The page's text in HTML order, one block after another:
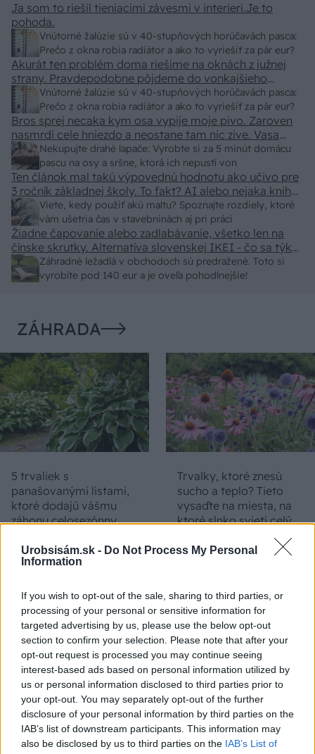
Urobsisám.sk - Do Not Process My Personal
Information
If you wish to opt-out of the sale, sharing to third parties, or
processing of your personal or sensitive information for
targeted advertising by us, please use the below opt-out
section to confirm your selection. Please note that after your
opt-out request is processed you may continue seeing
interest-based ads based on personal information utilized by
us or personal information disclosed to third parties prior to
your opt-out. You may separately opt-out of the further
disclosure of your personal information by third parties on the
IAB’s list of downstream participants. This information may
also be disclosed by us to third parties on the IAB’s List of
Vnútorné žalúzie sú v 40-stupňových horúčavách pasca:
Prečo z okna robia radiátor a ako to vyriešiť za pár eur?
Ja som to riešil tieniacimi závesmi v interieri.Je to
pohoda.
Vnútorné žalúzie sú v 40-stupňových horúčavách pasca:
Prečo z okna robia radiátor a ako to vyriešiť za pár eur?
Akurát ten problém doma riešime na oknách z južnej
strany. Pravdepodobne pôjdeme do vonkajšieho
tienenia na spôsob markízy 250x150cm. Čínsky
predajcovia idú okolo 100 eur kus.
Nekupujte drahé lapače: Vyrobte si za 5 minút domácu
pascu na osy a sršne, ktorá ich nepustí von
Bros sprej necaka kym osa vypije moje pivo. Zaroven
nasmrdi cele hniezdo a neostane tam nic zive. Vasa
pasca naucinke moc efektivne. Skor pritiahne slimaky
Viete, kedy použiť akú maltu? Spoznajte rozdiely, ktoré
vám ušetria čas v stavebninách aj pri práci
Ten článok mal takú výpovednú hodnotu ako učivo pre
3 ročník základnej školy. To fakt? AI alebo nejaka kniha
z VŠ? Dnešné rychlotvrdnuce malty - pevnosť 40 Mpa a
doba schnutia tak 15 minut , k tomu vodotesné s
kryštálikou. A rozdiel - schnutie a zretie. Nič?
Záhradné ležadlá v obchodoch sú predražené. Toto si
vyrobíte pod 140 eur a je oveľa pohodlnejšie!
Žiadne čapovanie alebo zadlabávanie, všetko len na
čínske skrutky. Alternatíva slovenskej IKEI - čo sa týka
pevnosti. Autor si nedal veľa námahy s remeselným
spracovaním, škoda. No lepšie než ten odpad z DTD
ZÁHRADA
5 trvaliek s
panašovanými listami,
ktoré dodajú vášmu
záhonu celosezónny
Trvalky, ktoré znesú
sucho a teplo? Tieto
vysaďte na miesta, na
ktoré slnko svieti celý
Nemusí to byť len
levanduľa! 7 fialových
krások, ktoré rozžiaria
vašu záhradu
Môže aspirín zachrániť
ochabnuté izbové
rastliny? Pravda vás
možno prekvapí